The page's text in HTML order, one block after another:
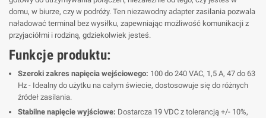
domu, w biurze, czy w podróży. Ten niezawodny adapter zasilania pozwala
naładować terminal bez wysiłku, zapewniając możliwość komunikacji z
przyjaciółmi i rodziną, gdziekolwiek jesteś.
Funkcje produktu:
Szeroki zakres napięcia wejściowego: 100 do 240 VAC, 1,5 A, 47 do 63
Hz - Idealny do użytku na całym świecie, dostosowuje się do różnych
źródeł zasilania.
Stabilne napięcie wyjściowe: Dostarcza 19 VDC z tolerancją +/- 10%,